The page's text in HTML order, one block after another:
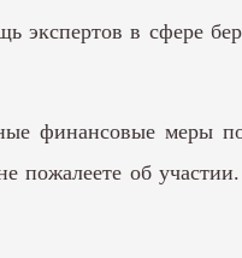
экспертов в сфере
финансовые меры
пожалеете об